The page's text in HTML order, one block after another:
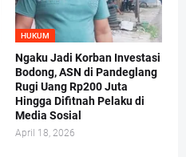
HUKUM
Ngaku Jadi Korban Investasi
Bodong, ASN di Pandeglang
Rugi Uang Rp200 Juta
Hingga Difitnah Pelaku di
Media Sosial
April 18, 2026